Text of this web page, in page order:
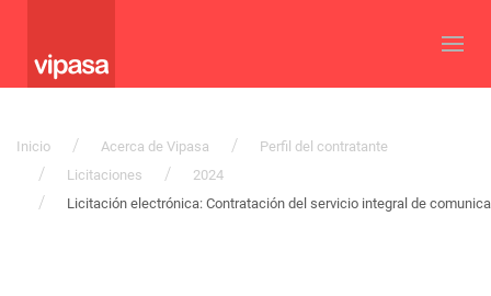
Inicio Acerca de Vipasa
Perfil del contratante
Licitaciones
2024
Licitación electrónica: Contratación del servicio integral de